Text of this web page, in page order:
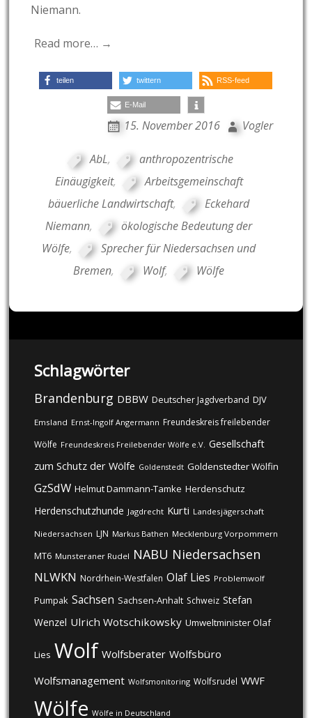
Niemann.
Read more… →
teilen twittern RSS-feed
E-Mail
15. November 2016 Vogler
AbL,
anthropozentrische
Einäugigkeit,
Arbeitsgemeinschaft
bäuerliche Landwirtschaft,
Eckehard
Niemann,
ökologische Bedeutung der
Wölfe,
Sprecher für Niedersachsen und
Bremen, Wolf, Wölfe
Schlagwörter
Brandenburg DBBW Deutscher Jagdverband DJV
Emsland Ernst-Ingolf Angermann Freundeskreis freilebender
Wölfe Freundeskreis Freilebender Wölfe e.V. Gesellschaft
zum Schutz der Wölfe Goldenstedt Goldenstedter Wölfin
GzSdW Helmut Dammann-Tamke Herdenschutz
Herdenschutzhunde Jagdrecht Kurti Landesjägerschaft
Niedersachsen LJN Markus Bathen Mecklenburg Vorpommern
MT6 Munsteraner Rudel NABU Niedersachsen
NLWKN Nordrhein-Westfalen Olaf Lies Problemwolf
Pumpak Sachsen Sachsen-Anhalt Schweiz Stefan
Wenzel Ulrich Wotschikowsky Umweltminister Olaf
Lies Wolf Wolfsberater Wolfsbüro
Wolfsmanagement Wolfsmonitoring Wolfsrudel WWF
Wölfe Wölfe in Deutschland